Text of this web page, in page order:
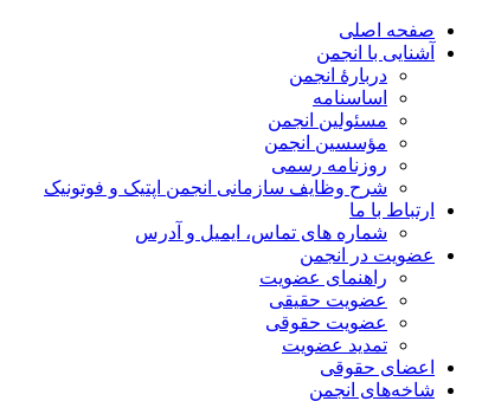
صفحه اصلی
آشنایی با انجمن
دربارۀ انجمن
اساسنامه
مسئولین انجمن
مؤسسین انجمن
روزنامه رسمی
شرح وظایف سازمانی انجمن اپتیک و فوتونیک
ارتباط با ما
شماره های تماس، ایمیل و آدرس
عضویت در انجمن
راهنمای عضویت
عضویت حقیقی
عضویت حقوقی
تمدید عضویت
اعضای حقوقی
شاخه‌های انجمن